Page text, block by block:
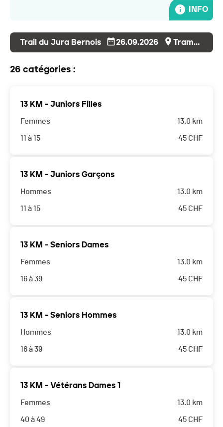
INFO
Trail du Jura Bernois 26.09.2026 Tramelan
26 catégories :
13 KM - Juniors Filles
Femmes
11 à 15
13.0 km
45 CHF
13 KM - Juniors Garçons
Hommes
11 à 15
13.0 km
45 CHF
13 KM - Seniors Dames
Femmes
16 à 39
13.0 km
45 CHF
13 KM - Seniors Hommes
Hommes
16 à 39
13.0 km
45 CHF
13 KM - Vétérans Dames 1
Femmes
40 à 49
13.0 km
45 CHF